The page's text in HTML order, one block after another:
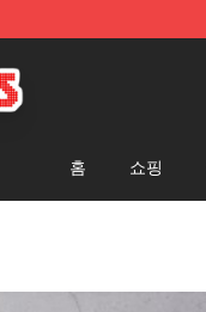
홈 쇼핑